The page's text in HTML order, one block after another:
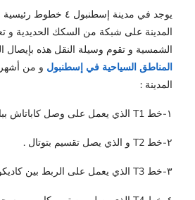
يوجد في مدينة إسطنبول
المدينة على شبكة من السكك الحديدية و
الشمسية و تقوم وسيلة النقل هذه بإيصال
المناطق السياحية في إسطنبول و من
المدينة :
١-خط T1 الذي يعمل على وصل كاباتاش بباغجلار .
٢-خط T2 و الذي يصل تقسيم بتوتال .
٣-خط T3 الذي يعمل على الربط بين كاديكوي و محطة تشارشي .